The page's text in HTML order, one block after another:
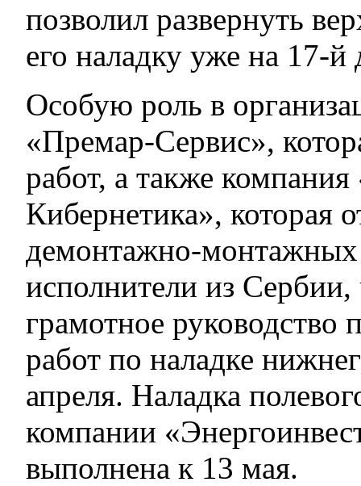
позволил развернуть
его наладку уже на 17-й
Особую роль в
«Премар-Сервис»,
работ, а также
Кибернетика», которая
демонтажно-монтажных
исполнители из Сербии,
грамотное руководство
работ по наладке
апреля. Наладка
компании
выполнена к 13 мая.